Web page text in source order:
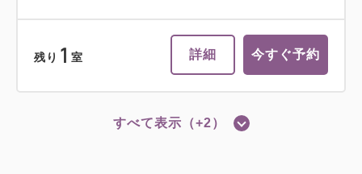
残り 1 室 詳細 今すぐ予約
すべて表示（+2）